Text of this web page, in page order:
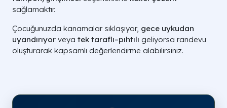
sağlamaktır.
Çocuğunuzda kanamalar sıklaşıyor, gece uykudan
uyandırıyor veya tek taraflı–pıhtılı geliyorsa randevu
oluşturarak kapsamlı değerlendirme alabilirsiniz.